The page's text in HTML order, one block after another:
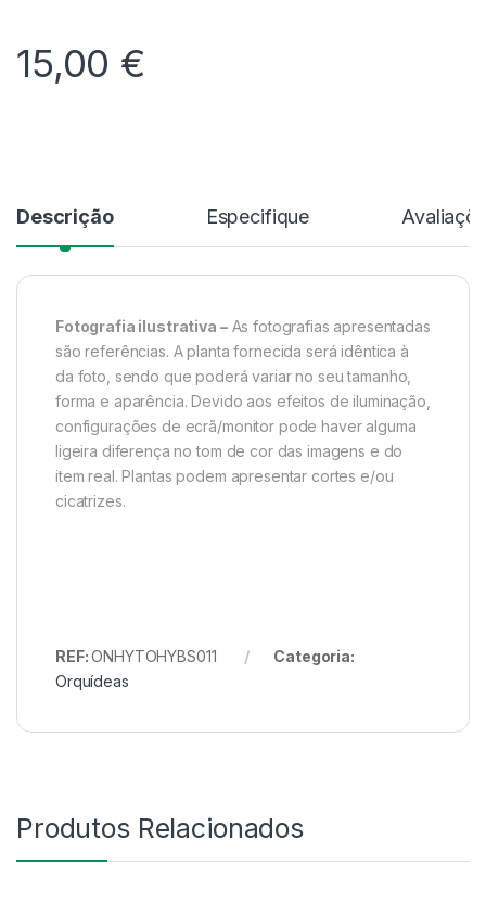
15,00 €
Descrição Especifique
Fotografia ilustrativa –As fotografias apresentadas
são referências. A planta fornecida será idêntica à
da foto, sendo que poderá variar no seu tamanho,
forma e aparência. Devido aos efeitos de iluminação,
configurações de ecrã/monitor pode haver alguma
ligeira diferença no tom de cor das imagens e do
item real. Plantas podem apresentar cortes e/ou
cicatrizes.
REF:ONHYTOHYBS011
Categoria:
Orquídeas
Produtos Relacionados